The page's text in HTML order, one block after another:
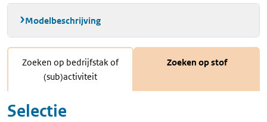
Modelbeschrijving
Zoeken op bedrijfstak of
(sub)activiteit
Zoeken op stof
Selectie